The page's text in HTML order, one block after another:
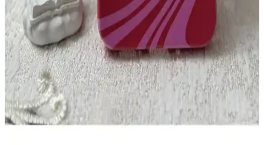
iPhone 11 Uyumlu Kalp ve Kurdele Motifli Silikon
Kılıfın Estetik ve Koruyucu Özellikleri
iPhone 11 uyumlu kalp ve kurdele motifli silikon kılıf, estetik ve
fonksiyonellik sunar. Hafif, esnek ve dayanıklı yapısıyla cihazı
çizilmelere ve darbelerden korur, günlük kullanım için idealdir.
Samsung A54 İçin Silikon Kadife Telefon Kılıfı
Dayanıklılık ve Estetiğin Buluşması
Samsung A54 modeli için tasarlanmış silikon kadife telefon kılıfı,